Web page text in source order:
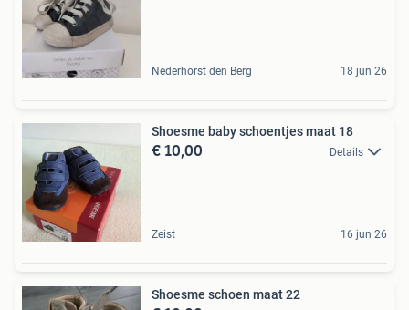
Nederhorst den Berg 18 jun 26
Shoesme baby schoentjes maat 18
€ 10,00 Details
Zeist 16 jun 26
Shoesme schoen maat 22